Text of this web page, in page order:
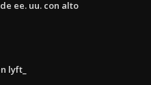
ee. uu. con alto
lyft_